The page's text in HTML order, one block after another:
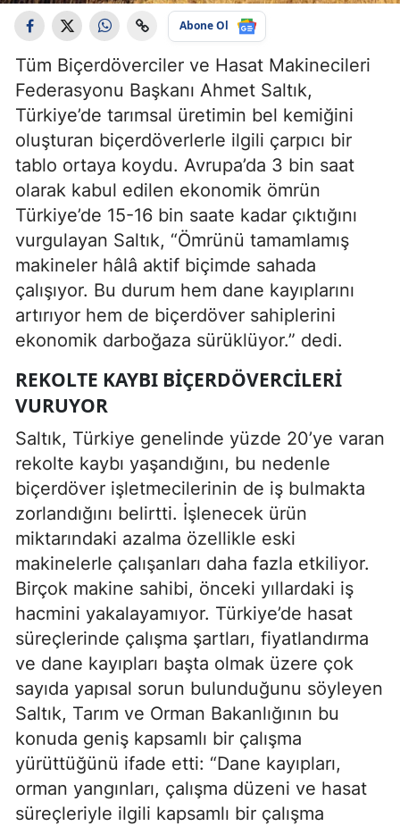
Abone Ol
Tüm Biçerdöverciler ve Hasat Makinecileri
Federasyonu Başkanı Ahmet Saltık,
Türkiye’de tarımsal üretimin bel kemiğini
oluşturan biçerdöverlerle ilgili çarpıcı bir
tablo ortaya koydu. Avrupa’da 3 bin saat
olarak kabul edilen ekonomik ömrün
Türkiye’de 15-16 bin saate kadar çıktığını
vurgulayan Saltık, “Ömrünü tamamlamış
makineler hâlâ aktif biçimde sahada
çalışıyor. Bu durum hem dane kayıplarını
artırıyor hem de biçerdöver sahiplerini
ekonomik darboğaza sürüklüyor.” dedi.
REKOLTE KAYBI BIÇERDÖVERCILERI
VURUYOR
Saltık, Türkiye genelinde yüzde 20’ye varan
rekolte kaybı yaşandığını, bu nedenle
biçerdöver işletmecilerinin de iş bulmakta
zorlandığını belirtti. İşlenecek ürün
miktarındaki azalma özellikle eski
makinelerle çalışanları daha fazla etkiliyor.
Birçok makine sahibi, önceki yıllardaki iş
hacmini yakalayamıyor. Türkiye’de hasat
süreçlerinde çalışma şartları, fiyatlandırma
ve dane kayıpları başta olmak üzere çok
sayıda yapısal sorun bulunduğunu söyleyen
Saltık, Tarım ve Orman Bakanlığının bu
konuda geniş kapsamlı bir çalışma
yürüttüğünü ifade etti: “Dane kayıpları,
orman yangınları, çalışma düzeni ve hasat
süreçleriyle ilgili kapsamlı bir çalışma